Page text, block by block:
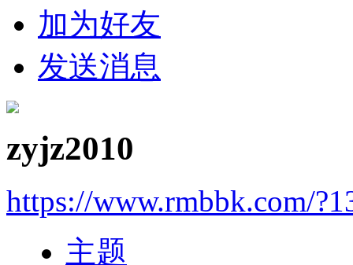
加为好友
发送消息
zyjz2010
https://www.rmbbk.com/
主题